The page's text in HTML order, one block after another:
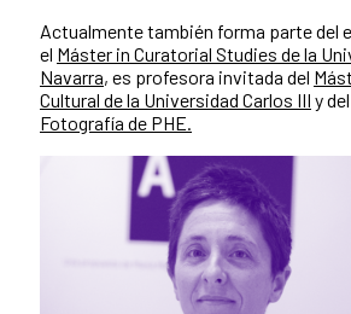
Actualmente también forma parte del
el Máster in Curatorial Studies de la
Navarra, es profesora invitada del
Cultural de la Universidad Carlos III y del
Fotografía de PHE.